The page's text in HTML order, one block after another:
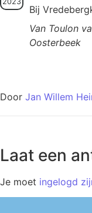
Bij
Van Toulon
Oosterbeek
Door Jan Willem
Laat een
Je moet ingelogd